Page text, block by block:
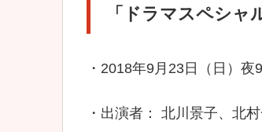
「ドラマスペシャ
・2018年9月23日（日）
・出演者： 北川景子、北